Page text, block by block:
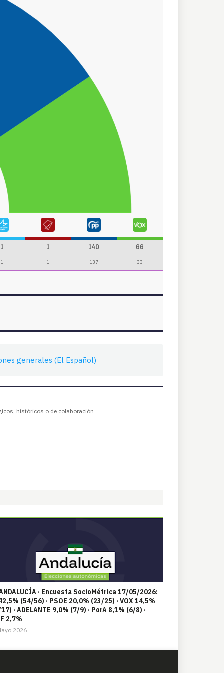
1 1 140 66
1 1 137 33
generales (El Español)
históricos o de colaboración
· Encuesta SocioMétrica 17/05/2026:
(54/56) · PSOE 20,0% (23/25) · VOX 14,5%
· ADELANTE 9,0% (7/9) · PorA 8,1% (6/8) ·
2,7%
2026